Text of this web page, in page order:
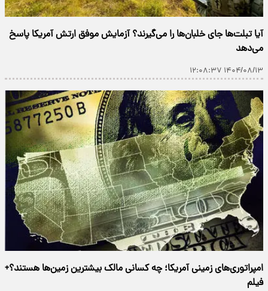
آیا تبلت‌ها جای خلبان‌ها را می‌گیرند؟ آزمایش موفق ارتش آمریکا پاسخ
می‌دهد
۱۴۰۴/۰۸/۱۳ ۱۲:۰۸:۳۷
امپراتوری‌های زمینی آمریکا؛ چه کسانی مالک بیشترین زمین‌ها هستند؟+
فیلم